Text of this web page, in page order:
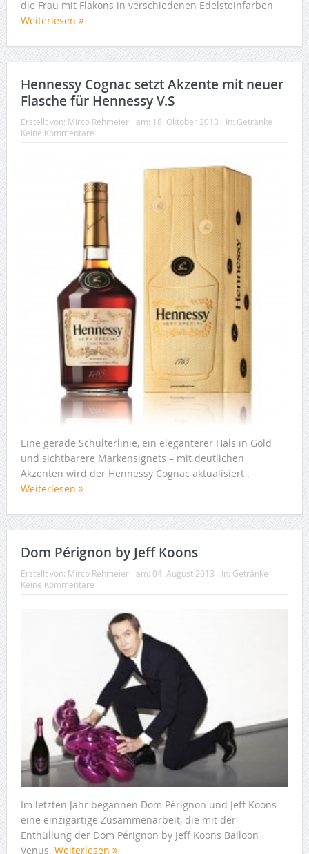
die Frau mit Flakons in verschiedenen Edelsteinfarben
Weiterlesen
Hennessy Cognac setzt Akzente mit neuer
Flasche für Hennessy V.S
Erstellt von: Mirco Rehmeier am: 18. Oktober 2013 In: Getränke
Keine Kommentare
Eine gerade Schulterlinie, ein eleganterer Hals in Gold
und sichtbarere Markensignets – mit deutlichen
Akzenten wird der Hennessy Cognac aktualisiert .
Weiterlesen
Dom Pérignon by Jeff Koons
Erstellt von: Mirco Rehmeier am: 04. August 2013 In: Getränke
Keine Kommentare
Im letzten Jahr begannen Dom Pérignon und Jeff Koons
eine einzigartige Zusammenarbeit, die mit der
Enthüllung der Dom Pérignon by Jeff Koons Balloon
Venus. Weiterlesen